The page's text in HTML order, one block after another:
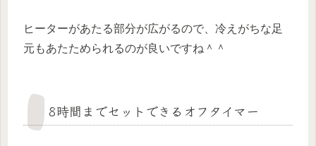
ヒーターがあたる部分が広がるので、冷えがちな足
元もあたためられるのが良いですね＾＾
8時間までセットできるオフタイマー